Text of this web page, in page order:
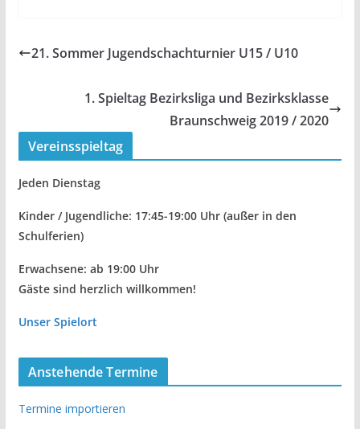
21. Sommer Jugendschachturnier U15 / U10
1. Spieltag Bezirksliga und Bezirksklasse
Braunschweig 2019 / 2020
Vereinsspieltag
Jeden Dienstag
Kinder / Jugendliche: 17:45-19:00 Uhr (außer in den
Schulferien)
Erwachsene: ab 19:00 Uhr
Gäste sind herzlich willkommen!
Unser Spielort
Anstehende Termine
Termine importieren